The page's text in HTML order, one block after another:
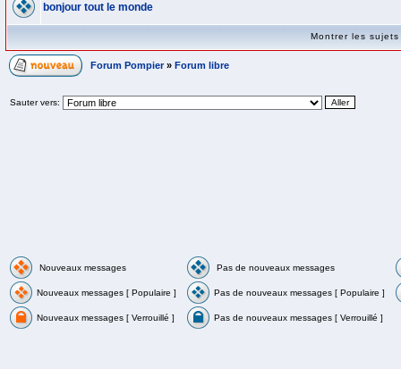
bonjour tout le monde
Montrer les
Forum Pompier » Forum libre
Sauter vers:
Nouveaux messages Pas de nouveaux messages
Nouveaux messages [ Populaire ] Pas de nouveaux messages [ Populaire ]
Nouveaux messages [ Verrouillé ] Pas de nouveaux messages [ Verrouillé ]